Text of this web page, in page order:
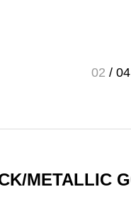
02 / 04
METALLIC